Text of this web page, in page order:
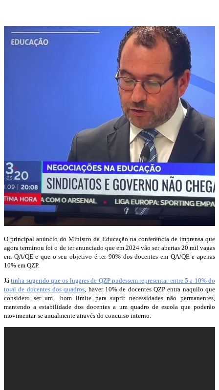
O principal anúncio do Ministro da Educação na conferência de imprensa que
agora terminou foi o de ter anunciado que em 2024 vão ser abertas 20 mil vagas
em QA/QE e que o seu objetivo é ter 90% dos docentes em QA/QE e apenas
10% em QZP.
Játinha sugerido que os lugares de QZP pudessem representar entre 5 a 10% do
total de docentes dos quadros, haver 10% de docentes QZP entra naquilo que
considero ser um bom limite para suprir necessidades não permanentes,
mantendo a estabilidade dos docentes a um quadro de escola que poderão
movimentar-se anualmente através do concurso interno.